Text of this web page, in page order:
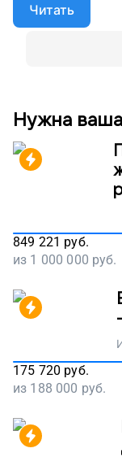
Читать
Нужна
849 221 руб.
из 1 000 000 руб.
175 720 руб.
из 188 000 руб.